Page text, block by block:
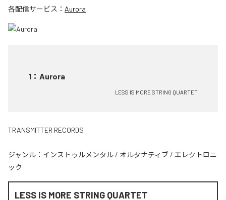
各配信サービス： Aurora
1 ： Aurora
LESS IS MORE STRING QUARTET
TRANSMITTER RECORDS
ジャンル： インストゥルメンタル / オルタナティブ / エレクトロニ
ック
LESS IS MORE STRING QUARTET